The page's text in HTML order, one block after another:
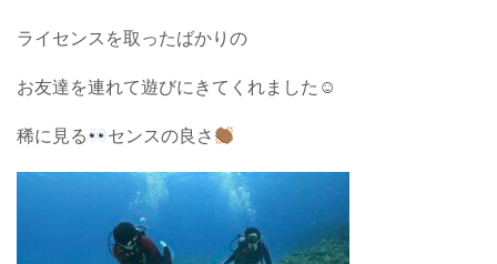
ライセンスを取ったばかりの
お友達を連れて遊びにきてくれました☺︎
稀に見る センスの良さ